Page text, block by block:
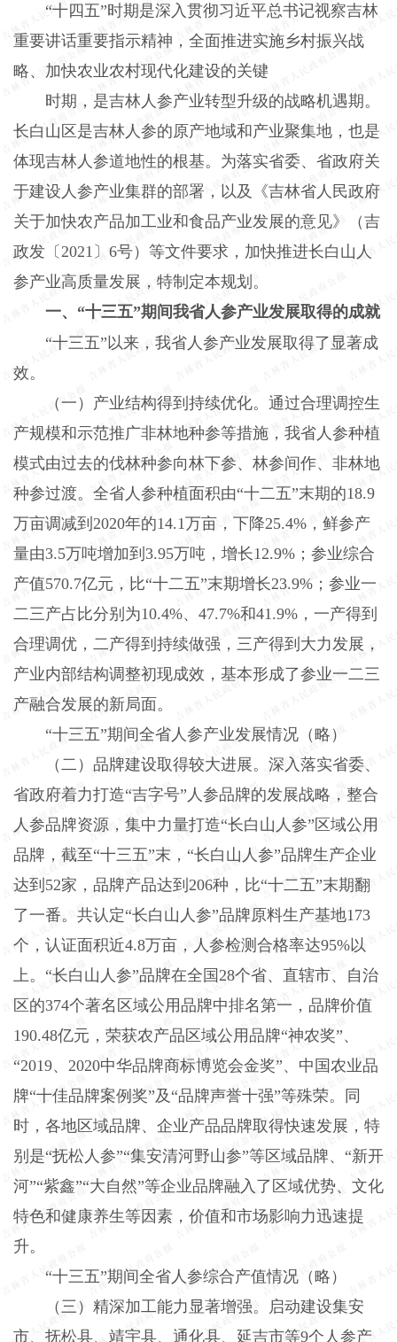
“十四五”时期是深入贯彻习近平总书记视察吉林
重要讲话重要指示精神，全面推进实施乡村振兴战
略、加快农业农村现代化建设的关键
时期，是吉林人参产业转型升级的战略机遇期。
长白山区是吉林人参的原产地域和产业聚集地，也是
体现吉林人参道地性的根基。为落实省委、省政府关
于建设人参产业集群的部署，以及《吉林省人民政府
关于加快农产品加工业和食品产业发展的意见》（吉
政发〔2021〕6号）等文件要求，加快推进长白山人
参产业高质量发展，特制定本规划。
一、“十三五”期间我省人参产业发展取得的成就
“十三五”以来，我省人参产业发展取得了显著成
效。
（一）产业结构得到持续优化。通过合理调控生
产规模和示范推广非林地种参等措施，我省人参种植
模式由过去的伐林种参向林下参、林参间作、非林地
种参过渡。全省人参种植面积由“十二五”末期的18.9
万亩调减到2020年的14.1万亩，下降25.4%，鲜参产
量由3.5万吨增加到3.95万吨，增长12.9%；参业综合
产值570.7亿元，比“十二五”末期增长23.9%；参业一
二三产占比分别为10.4%、47.7%和41.9%，一产得到
合理调优，二产得到持续做强，三产得到大力发展，
产业内部结构调整初现成效，基本形成了参业一二三
产融合发展的新局面。
“十三五”期间全省人参产业发展情况（略）
（二）品牌建设取得较大进展。深入落实省委、
省政府着力打造“吉字号”人参品牌的发展战略，整合
人参品牌资源，集中力量打造“长白山人参”区域公用
品牌，截至“十三五”末，“长白山人参”品牌生产企业
达到52家，品牌产品达到206种，比“十二五”末期翻
了一番。共认定“长白山人参”品牌原料生产基地173
个，认证面积近4.8万亩，人参检测合格率达95%以
上。“长白山人参”品牌在全国28个省、直辖市、自治
区的374个著名区域公用品牌中排名第一，品牌价值
190.48亿元，荣获农产品区域公用品牌“神农奖”、
“2019、2020中华品牌商标博览会金奖”、中国农业品
牌“十佳品牌案例奖”及“品牌声誉十强”等殊荣。同
时，各地区域品牌、企业产品品牌取得快速发展，特
别是“抚松人参”“集安清河野山参”等区域品牌、“新开
河”“紫鑫”“大自然”等企业品牌融入了区域优势、文化
特色和健康养生等因素，价值和市场影响力迅速提
升。
“十三五”期间全省人参综合产值情况（略）
（三）精深加工能力显著增强。启动建设集安
市、抚松县、靖宇县、通化县、延吉市等9个人参产